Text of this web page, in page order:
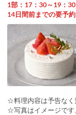
1部：17：30～19：
14日間前までの要予約
☆料理内容は予告なく
☆写真はイメージです